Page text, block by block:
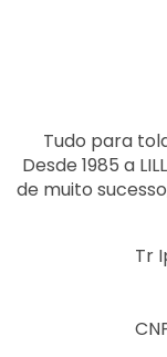
Tudo para
Desde 1985 a
de muito
Tr